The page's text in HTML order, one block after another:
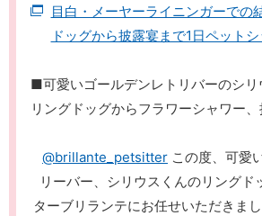
目白・メーヤーライニンガーでの
ドッグから披露宴まで1日ペット
■可愛いゴールデンレトリバーのシリ
リングドッグからフラワーシャワー
@brillante_petsitter この度、可愛
リーバー、シリウスくんのリングド
ターブリランテにお任せいただきま